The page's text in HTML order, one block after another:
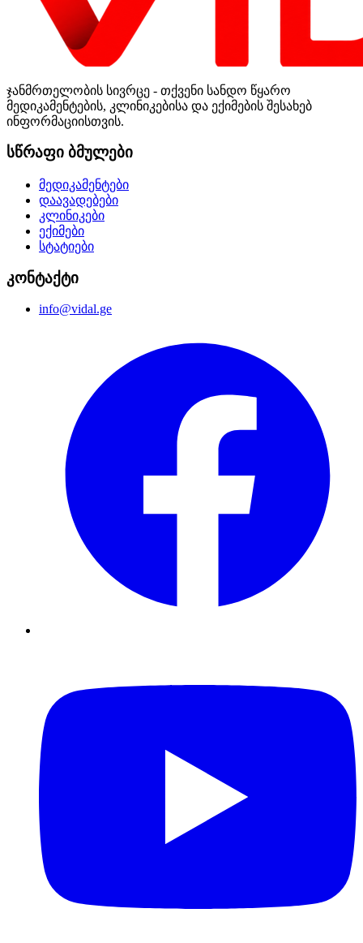
ჯანმრთელობის სივრცე - თქვენი სანდო წყარო
მედიკამენტების, კლინიკებისა და ექიმების შესახებ
ინფორმაციისთვის.
სწრაფი ბმულები
მედიკამენტები
დაავადებები
კლინიკები
ექიმები
სტატიები
კონტაქტი
info@vidal.ge